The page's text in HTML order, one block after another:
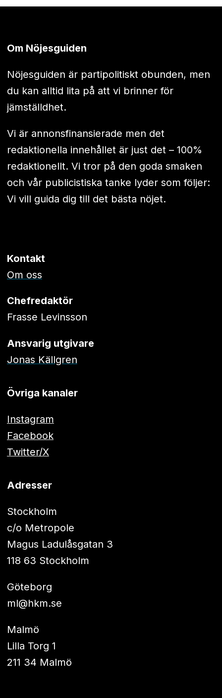
Om Nöjesguiden
Nöjesguiden är partipolitiskt obunden, men
du kan alltid lita på att vi brinner för
jämställdhet.
Vi är annonsfinansierade men det
redaktionella innehållet är just det – 100%
redaktionellt. Vi tror på den goda smaken
och vår publicistiska tanke lyder som följer:
Vi vill guida dig till det bästa nöjet.
Kontakt
Om oss
Chefredaktör
Frasse Levinsson
Ansvarig utgivare
Jonas Källgren
Övriga kanaler
Instagram
Facebook
Twitter/X
Adresser
Stockholm
c/o Metropole
Magus Ladulåsgatan 3
118 63 Stockholm
Göteborg
ml@hkm.se
Malmö
Lilla Torg 1
211 34 Malmö